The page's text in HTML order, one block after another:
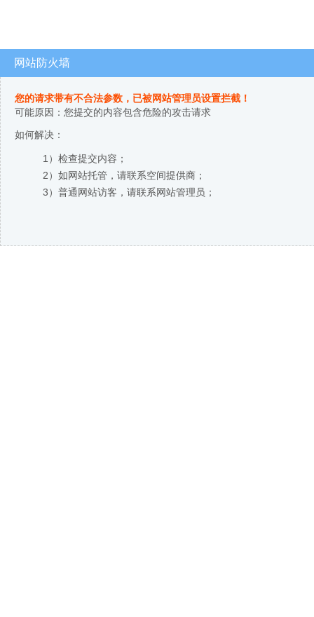
网站防火墙
您的请求带有不合法参数，已被网站管理员设置拦截！
可能原因：您提交的内容包含危险的攻击请求
如何解决：
1）检查提交内容；
2）如网站托管，请联系空间提供商；
3）普通网站访客，请联系网站管理员；